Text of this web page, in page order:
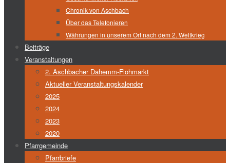
Chronik von Aschbach
Über das Telefonieren
Währungen in unserem Ort nach dem 2. Weltkrieg
Beiträge
Veranstaltungen
2. Aschbacher Dahemm-Flohmarkt
Aktueller Veranstaltungskalender
2025
2024
2023
2020
Pfarrgemeinde
Pfarrbriefe